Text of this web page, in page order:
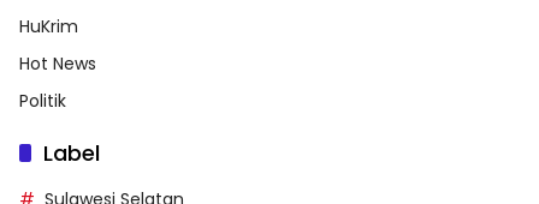
HuKrim
Hot News
Politik
Label
Sulawesi Selatan